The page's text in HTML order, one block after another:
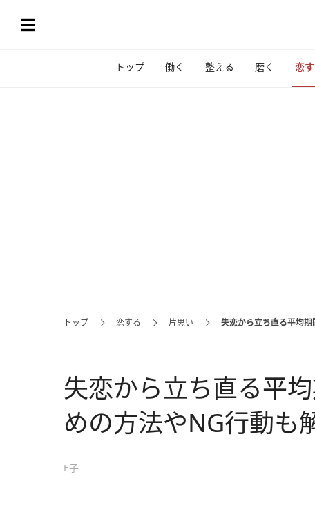
トップ 働く 整える 磨く 恋
トップ 恋する 片思い 失恋から立ち直る平均
失恋から立ち直る平
めの方法やNG行動も
E子